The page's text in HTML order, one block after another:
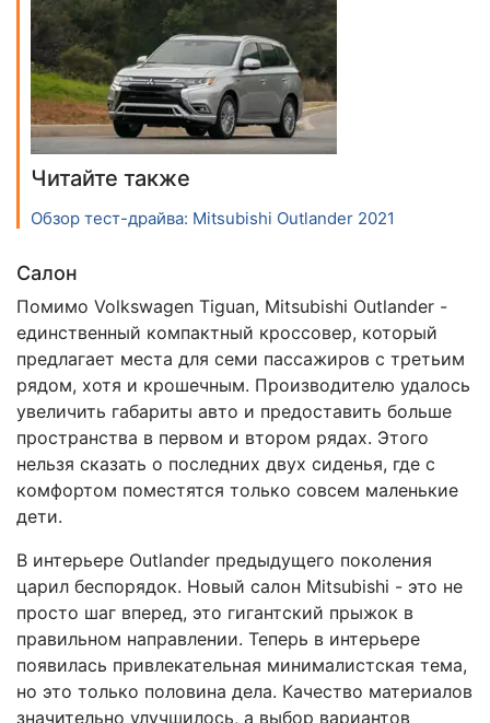
Читайте также
Обзор тест-драйва: Mitsubishi Outlander 2021
Салон
Помимо Volkswagen Tiguan, Mitsubishi Outlander -
единственный компактный кроссовер, который
предлагает места для семи пассажиров с третьим
рядом, хотя и крошечным. Производителю удалось
увеличить габариты авто и предоставить больше
пространства в первом и втором рядах. Этого
нельзя сказать о последних двух сиденья, где с
комфортом поместятся только совсем маленькие
дети.
В интерьере Outlander предыдущего поколения
царил беспорядок. Новый салон Mitsubishi - это не
просто шаг вперед, это гигантский прыжок в
правильном направлении. Теперь в интерьере
появилась привлекательная минималистская тема,
но это только половина дела. Качество материалов
значительно улучшилось, а выбор вариантов